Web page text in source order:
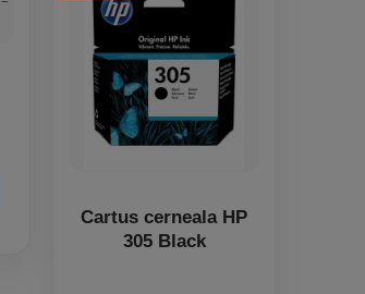
Cartus cerneala HP
305 Black